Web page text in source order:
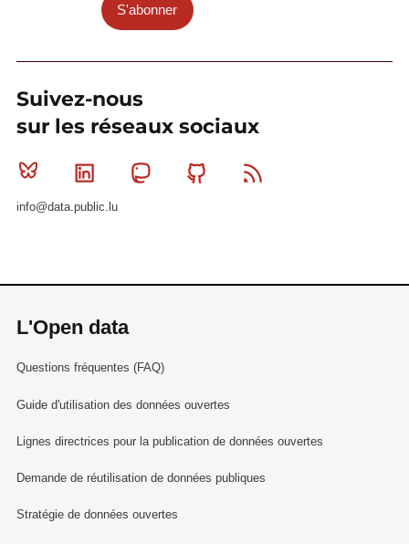
S'abonner
Suivez-nous
sur les réseaux sociaux
Bluesky Linkedin MastodonGithub
info@data.public.lu
L'Open data
Questions fréquentes (FAQ)
Guide d'utilisation des données ouvertes
Lignes directrices pour la publication de données ouvertes
Demande de réutilisation de données publiques
Stratégie de données ouvertes